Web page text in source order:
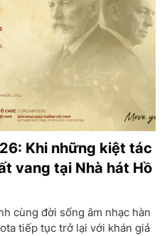
Khi những kiệt tác
vang tại Nhà hát Hồ
cùng đời sống âm nhạc hàn
tiếp tục trở lại với khán giả